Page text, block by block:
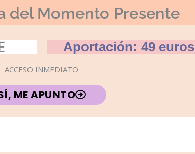
del Momento Presente
Aportación: 49 euros
ACCESO INMEDIATO
ME APUNTO